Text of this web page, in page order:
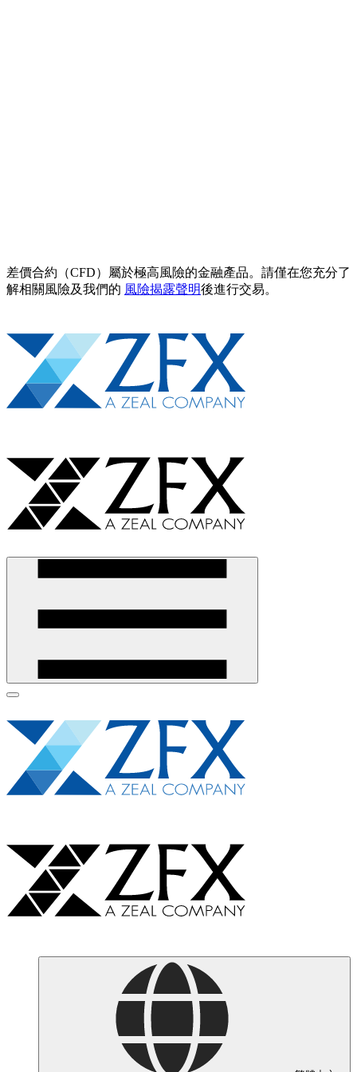
差價合約（CFD）屬於極高風險的金融產品。請僅在您充分了
解相關風險及我們的 風險揭露聲明後進行交易。